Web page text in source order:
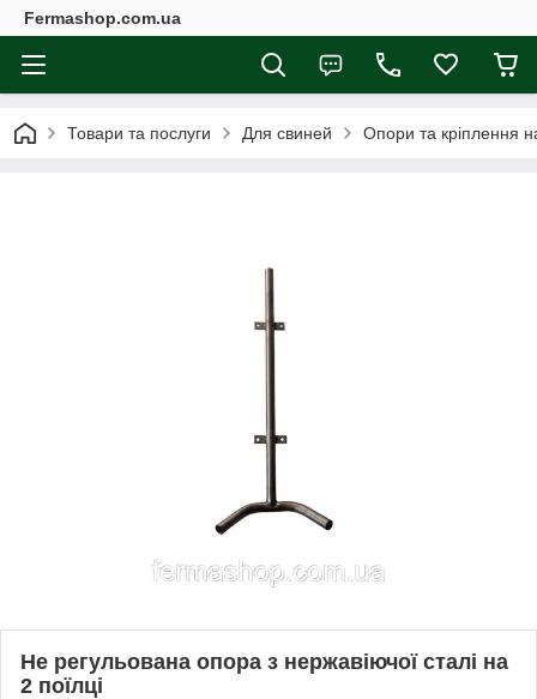
Fermashop.com.ua
Товари та послуги Для свиней Опори та кріплення
Не регульована опора з нержавіючої сталі на
2 поїлці